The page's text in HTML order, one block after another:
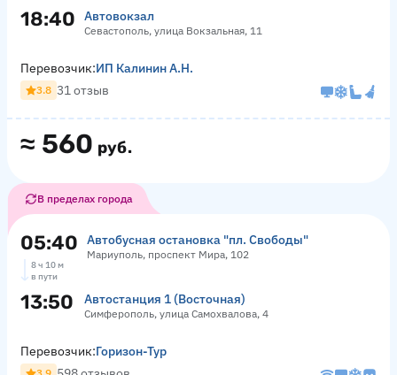
18:40 Автовокзал
Севастополь, улица Вокзальная, 11
≈ 560 руб.
Перевозчик:ИП Калинин А.Н.
3.8 31 отзыв
В пределах города
05:40 Автобусная остановка "пл. Свободы"
Мариуполь, проспект Мира, 102
8 ч 10 м
в пути
13:50 Автостанция 1 (Восточная)
Симферополь, улица Самохвалова, 4
Перевозчик:Горизон-Тур